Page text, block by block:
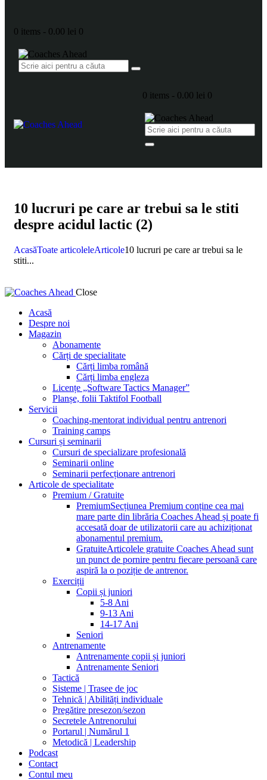
0 items - 0.00 lei 0
0 items - 0.00 lei 0
10 lucruri pe care ar trebui sa le stiti
despre acidul lactic (2)
AcasăToate articoleleArticole10 lucruri pe care ar trebui sa le
stiti...
Close
Acasă
Despre noi
Magazin
Abonamente
Cărți de specialitate
Cărți limba română
Cărți limba engleza
Licențe „Software Tactics Manager”
Planșe, folii Taktifol Football
Servicii
Coaching-mentorat individual pentru antrenori
Training camps
Cursuri și seminarii
Cursuri de specializare profesională
Seminarii online
Seminarii perfecționare antrenori
Articole de specialitate
Premium / Gratuite
PremiumSecțiunea Premium conține cea mai
mare parte din librăria Coaches Ahead și poate fi
accesată doar de utilizatorii care au achiziționat
abonamentul premium.
GratuiteArticolele gratuite Coaches Ahead sunt
un punct de pornire pentru fiecare persoană care
aspiră la o poziție de antrenor.
Exerciții
Copii și juniori
5-8 Ani
9-13 Ani
14-17 Ani
Seniori
Antrenamente
Antrenamente copii și juniori
Antrenamente Seniori
Tactică
Sisteme | Trasee de joc
Tehnică | Abilități individuale
Pregătire presezon/sezon
Secretele Antrenorului
Portarul | Numărul 1
Metodică | Leadership
Podcast
Contact
Contul meu